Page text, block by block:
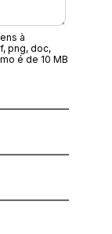
à
png, doc,
é de 10 MB